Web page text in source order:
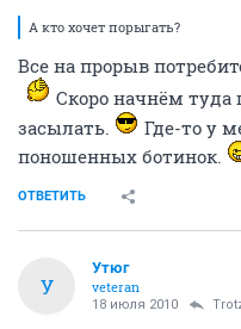
А кто хочет порыгать?
Все на прорыв
Скоро начнём
засылать.
Где-то у
поношенных ботинок.
ОТВЕТИТЬ
У
Утюг
veteran
18 июля 2010